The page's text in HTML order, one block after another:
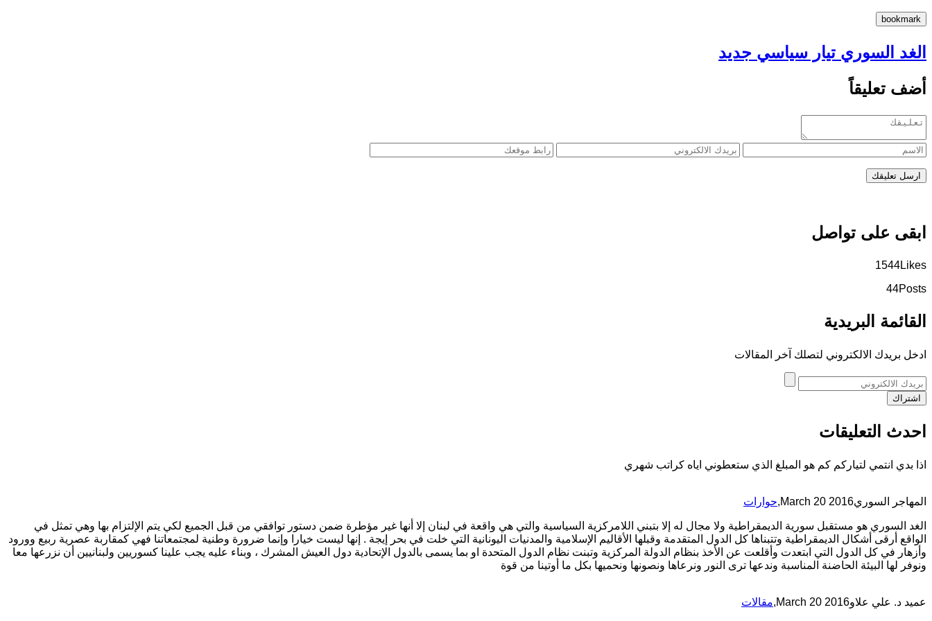
الغد السوري تيار سياسي جديد
أضف تعليقاً
ابقى على تواصل
1544Likes
44Posts
القائمة البريدية
ادخل بريدك الالكتروني لتصلك آخر المقالات
احدث التعليقات
اذا بدي انتمي لتياركم كم هو المبلغ الذي ستعطوني اياه كراتب شهري
المهاجر السوريMarch 20 2016
,حوارات
الغد السوري هو مستقبل سورية الديمقراطية ولا مجال له إلا بتبني اللامركزية السياسية والتي هي واقعة في لبنان إلا أنها غير مؤطرة ضمن دستور توافقي من قبل الجميع لكي يتم الإلتزام بها وهي تمثل في
الواقع أرقى أشكال الديمقراطية وتتبناها كل الدول المتقدمة وقبلها الأقاليم الإسلامية والمدنيات اليونانية التي خلت في بحر إيجة . إنها ليست خيارا وإنما ضرورة وطنية لمجتمعاتنا فهي كمقاربة عصرية ربيع وورود
وأزهار في كل الدول التي ابتعدت وأقلعت عن الأخذ بنظام الدولة المركزية وتبنت نظام الدول المتحدة او بما يسمى بالدول الإتحادية دول العيش المشرك ، وبناء عليه يجب علينا كسوريين ولبنانيين أن نزرعها معا
ونوفر لها البيئة الحاضنة المناسبة وندعها ترى النور ونرعاها ونصونها ونحميها بكل ما أوتينا من قوة
عميد د. علي علاوMarch 20 2016
,مقالات